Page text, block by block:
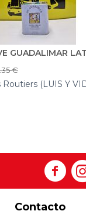
€
Routiers (LUIS Y
Contacto